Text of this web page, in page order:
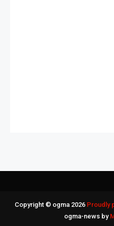
Copyright © ogma 2026 Proudly
ogma-news by